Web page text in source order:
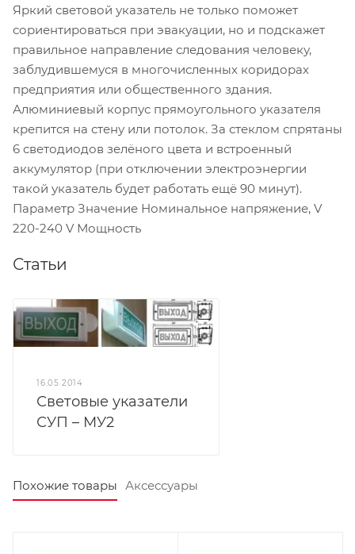
Яркий световой указатель не только поможет
сориентироваться при эвакуации, но и подскажет
правильное направление следования человеку,
заблудившемуся в многочисленных коридорах
предприятия или общественного здания.
Алюминиевый корпус прямоугольного указателя
крепится на стену или потолок. За стеклом спрятаны
6 светодиодов зелёного цвета и встроенный
аккумулятор (при отключении электроэнергии
такой указатель будет работать ещё 90 минут).
Параметр Значение Номинальное напряжение, V
220-240 V Мощность
Статьи
16.05.2014
Световые указатели
СУП – МУ2
Похожие товары Аксессуары